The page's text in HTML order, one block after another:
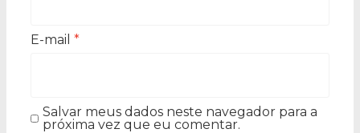
E-mail *
Salvar meus dados neste navegador para a
próxima vez que eu comentar.